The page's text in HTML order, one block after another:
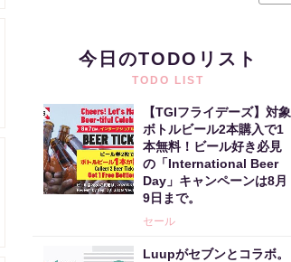
今日のTODOリスト
TODO LIST
【TGIフライデーズ】対象
ボトルビール2本購入で1
本無料！ビール好き必見
の「International Beer
Day」キャンペーンは8月
9日まで。
セール
Luupがセブンとコラボ。